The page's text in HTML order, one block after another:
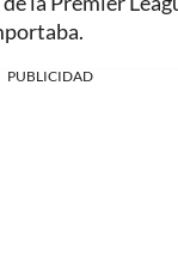
PUBLICIDAD